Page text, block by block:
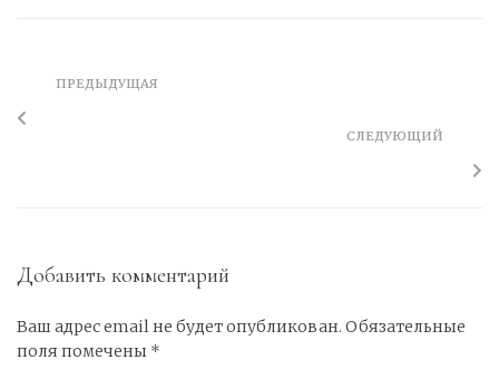
ПРЕДЫДУЩАЯ
СЛЕДУЮЩИЙ
Добавить комментарий
Ваш адрес email не будет опубликован. Обязательные
поля помечены *